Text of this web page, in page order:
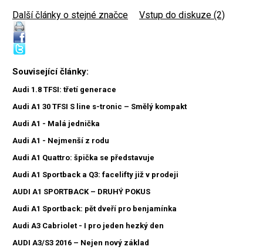
Další články o stejné značce Vstup do diskuze (2)
Související články:
Audi 1.8 TFSI: třetí generace
Audi A1 30 TFSI S line s-tronic – Smělý kompakt
Audi A1 - Malá jednička
Audi A1 - Nejmenší z rodu
Audi A1 Quattro: špička se představuje
Audi A1 Sportback a Q3: facelifty již v prodeji
AUDI A1 SPORTBACK – DRUHÝ POKUS
Audi A1 Sportback: pět dveří pro benjamínka
Audi A3 Cabriolet - I pro jeden hezký den
AUDI A3/S3 2016 – Nejen nový základ